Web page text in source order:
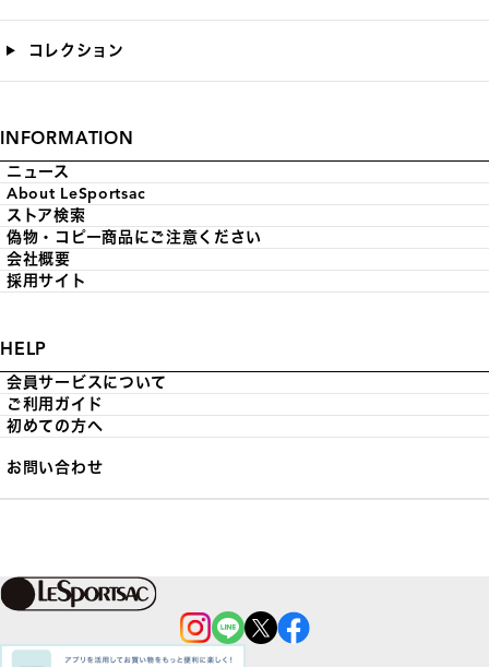
コレクション
INFORMATION
ニュース
About LeSportsac
ストア検索
偽物・コピー商品にご注意ください
会社概要
採用サイト
HELP
会員サービスについて
ご利用ガイド
初めての方へ
お問い合わせ